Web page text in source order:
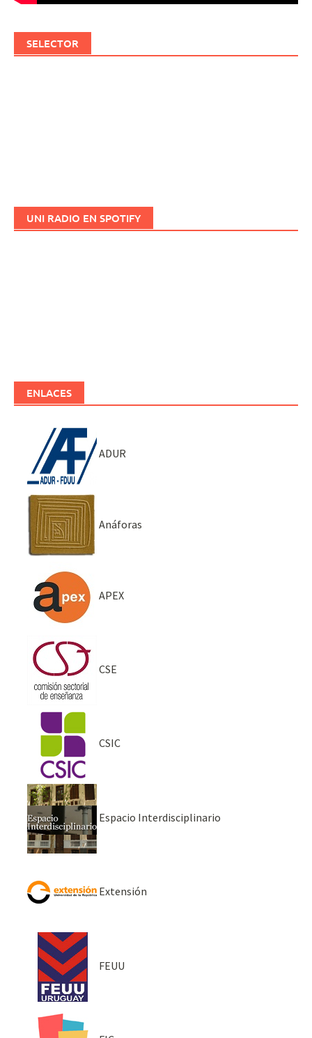
SELECTOR
UNI RADIO EN SPOTIFY
ENLACES
ADUR
Anáforas
APEX
CSE
CSIC
Espacio Interdisciplinario
Extensión
FEUU